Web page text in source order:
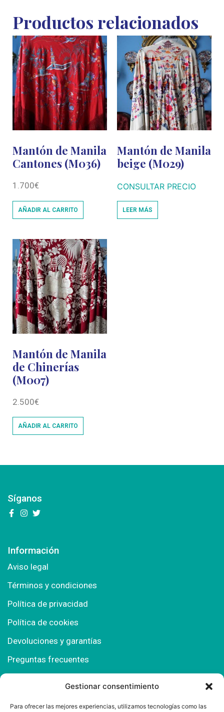
Gestionar consentimiento
Para ofrecer las mejores experiencias, utilizamos tecnologías como las
Productos relacionados
Mantón de Manila
Cantones (M036)
1.700€
AÑADIR AL CARRITO
Mantón de Manila
beige (M029)
CONSULTAR PRECIO
LEER MÁS
Mantón de Manila
de Chinerías
(M007)
2.500€
AÑADIR AL CARRITO
Síganos
Información
Aviso legal
Términos y condiciones
Política de privacidad
Política de cookies
Devoluciones y garantías
Preguntas frecuentes